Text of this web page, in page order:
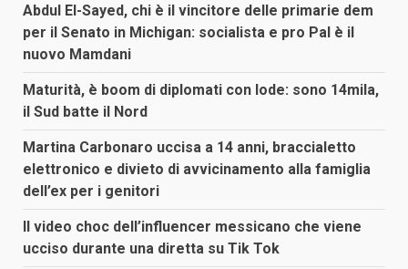
Abdul El-Sayed, chi è il vincitore delle primarie dem
per il Senato in Michigan: socialista e pro Pal è il
nuovo Mamdani
Maturità, è boom di diplomati con lode: sono 14mila,
il Sud batte il Nord
Martina Carbonaro uccisa a 14 anni, braccialetto
elettronico e divieto di avvicinamento alla famiglia
dell’ex per i genitori
Il video choc dell’influencer messicano che viene
ucciso durante una diretta su Tik Tok